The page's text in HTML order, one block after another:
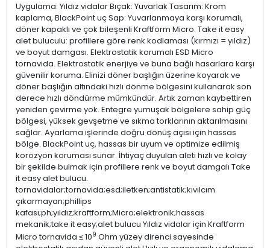
Uygulama: Yıldız vidalar Bıçak: Yuvarlak Tasarım: Krom
kaplama, BlackPoint uç Sap: Yuvarlanmaya karşı korumalı,
döner kapaklı ve çok bileşenli Kraftform Micro. Take it easy
alet buluculu: profillere göre renk kodlaması (kırmızı = yıldız)
ve boyut damgası. Elektrostatik korumalı ESD Micro
tornavida. Elektrostatik enerjiye ve buna bağlı hasarlara karşı
güvenilir koruma. Elinizi döner başlığın üzerine koyarak ve
döner başlığın altındaki hızlı dönme bölgesini kullanarak son
derece hızlı döndürme mümkündür. Artık zaman kaybettiren
yeniden çevirme yok. Entegre yumuşak bölgelere sahip güç
bölgesi, yüksek gevşetme ve sıkma torklarının aktarılmasını
sağlar. Ayarlama işlerinde doğru dönüş açısı için hassas
bölge. BlackPoint uç, hassas bir uyum ve optimize edilmiş
korozyon koruması sunar. İhtiyaç duyulan aleti hızlı ve kolay
bir şekilde bulmak için profillere renk ve boyut damgalı Take
it easy alet bulucu.
tornavidalar;tornavida;esd;iletken;antistatik;kıvılcım
çıkarmayan;phillips
kafası;ph;yıldız;kraftform;Micro;elektronik;hassas
mekanik;take it easy;alet bulucu Yıldız vidalar için Kraftform
Micro tornavida ≤ 109 Ohm yüzey direnci sayesinde